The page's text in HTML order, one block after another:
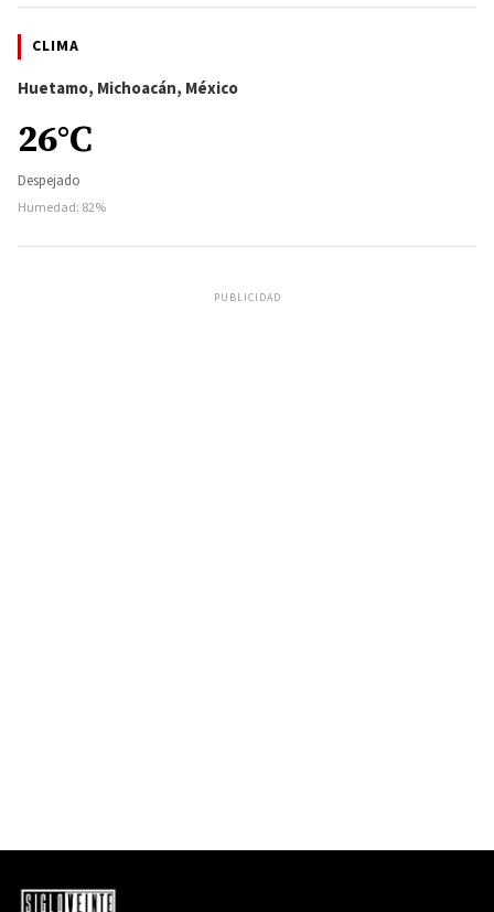
CLIMA
Huetamo, Michoacán, México
26°C
Despejado
Humedad: 82%
PUBLICIDAD